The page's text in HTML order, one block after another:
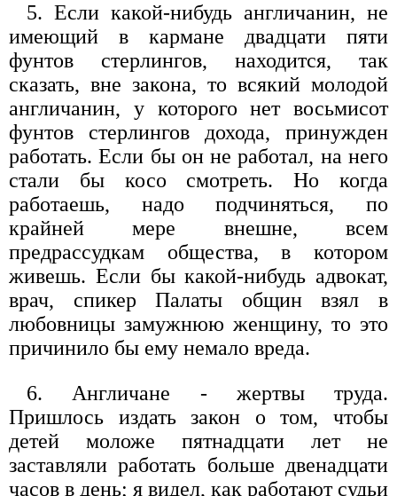
5. Если какой-нибудь англичанин, не
имеющий в кармане двадцати пяти
фунтов стерлингов, находится, так
сказать, вне закона, то всякий молодой
англичанин, у которого нет восьмисот
фунтов стерлингов дохода, принужден
работать. Если бы он не работал, на него
стали бы косо смотреть. Но когда
работаешь, надо подчиняться, по
крайней мере внешне, всем
предрассудкам общества, в котором
живешь. Если бы какой-нибудь адвокат,
врач, спикер Палаты общин взял в
любовницы замужнюю женщину, то это
причинило бы ему немало вреда.
6. Англичане - жертвы труда.
Пришлось издать закон о том, чтобы
детей моложе пятнадцати лет не
заставляли работать больше двенадцати
часов в день; я видел, как работают судьи